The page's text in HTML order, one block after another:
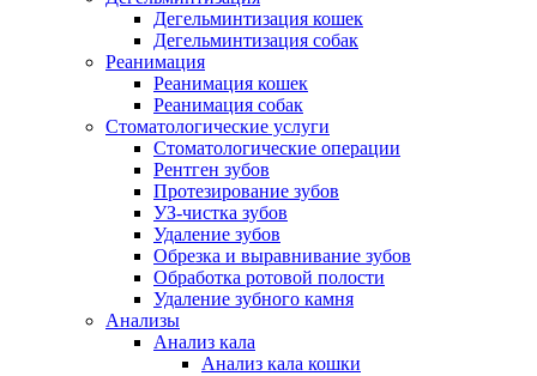
Дегельминтизация кошек
Дегельминтизация собак
Реанимация
Реанимация кошек
Реанимация собак
Стоматологические услуги
Стоматологические операции
Рентген зубов
Протезирование зубов
УЗ-чистка зубов
Удаление зубов
Обрезка и выравнивание зубов
Обработка ротовой полости
Удаление зубного камня
Анализы
Анализ кала
Анализ кала кошки